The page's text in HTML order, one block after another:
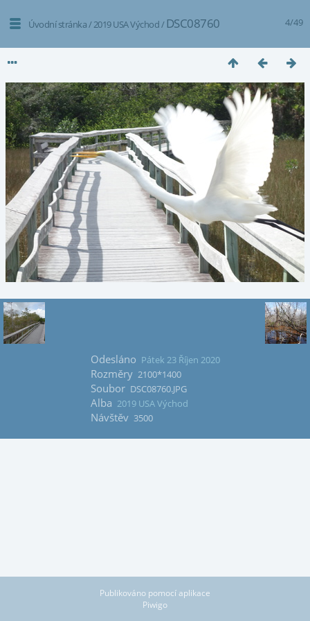
4/49
Úvodní stránka/2019 USA Východ/ DSC08760
Odesláno Pátek 23 Říjen 2020
Rozměry 2100*1400
Soubor DSC08760.JPG
Alba 2019 USA Východ
Návštěv 3500
Publikováno pomocí aplikace
Piwigo